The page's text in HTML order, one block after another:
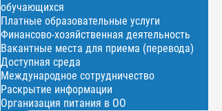
обучающихся
Платные образовательные услуги
Финансово-хозяйственная деятельность
Вакантные места для приема (перевода)
Доступная среда
Международное сотрудничество
Раскрытие информации
Организация питания в ОО